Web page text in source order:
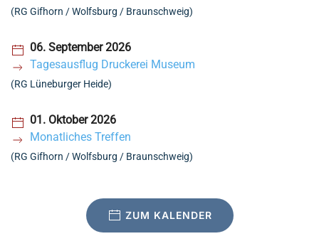
(RG Gifhorn / Wolfsburg / Braunschweig)
06. September 2026
Tagesausflug Druckerei Museum
(RG Lüneburger Heide)
01. Oktober 2026
Monatliches Treffen
(RG Gifhorn / Wolfsburg / Braunschweig)
ZUM KALENDER